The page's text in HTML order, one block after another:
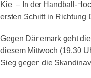
Kiel – In der Handball-
ersten Schritt in Richtung
Gegen Dänemark geht
diesem Mittwoch (19.30
Sieg gegen die